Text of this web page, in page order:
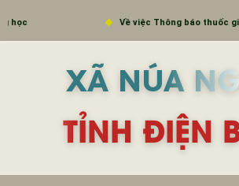
báo thuốc giả Theophyllin extended - release
XÃ NÚA
TỈNH ĐIỆN